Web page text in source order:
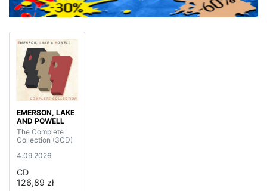
EMERSON, LAKE
AND POWELL
The Complete
Collection (3CD)
4.09.2026
CD
126,89 zł